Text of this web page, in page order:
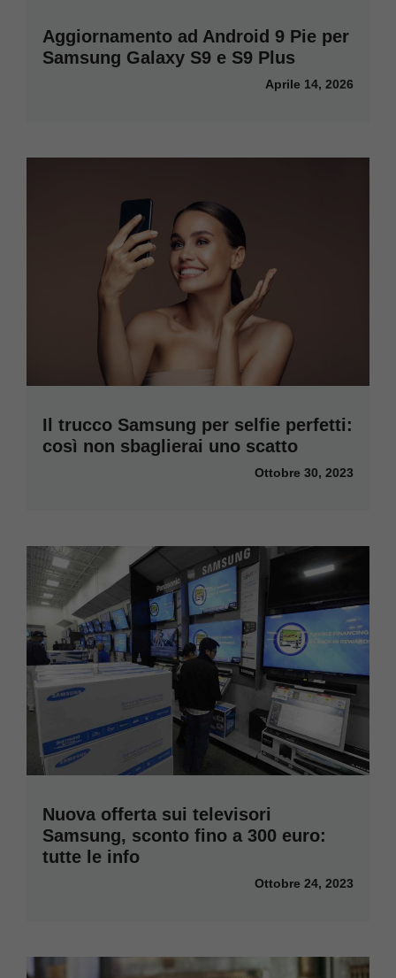
Aggiornamento ad Android 9 Pie per
Samsung Galaxy S9 e S9 Plus
Aprile 14, 2026
Il trucco Samsung per selfie perfetti:
così non sbaglierai uno scatto
Ottobre 30, 2023
Nuova offerta sui televisori
Samsung, sconto fino a 300 euro:
tutte le info
Ottobre 24, 2023